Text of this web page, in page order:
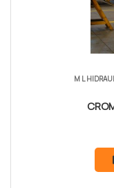
M L